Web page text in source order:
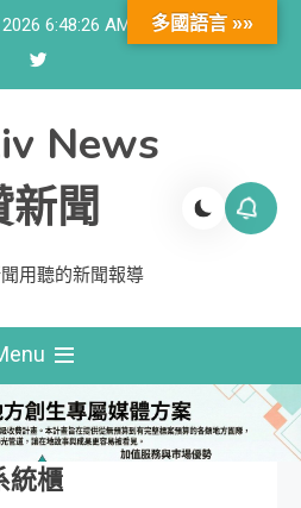
6:48:26 AM
News
新聞
用聽的新聞報導
統櫃
多國語言 »»